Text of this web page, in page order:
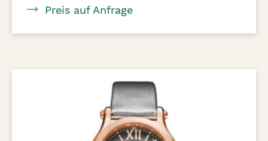
Preis auf Anfrage